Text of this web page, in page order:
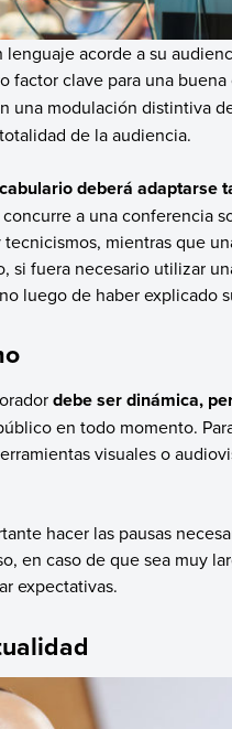
acorde a su
factor clave para una buena
una modulación distintiva
de la audiencia.
deberá adaptarse
a una conferencia
mientras que
si fuera necesario utilizar
luego de haber explicado
debe ser dinámica,
en todo momento.
visuales o
hacer las pausas
en caso de que sea muy
expectativas.